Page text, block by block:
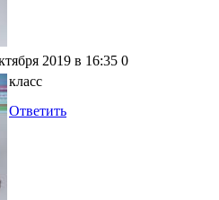
2019 в 16:35 0
класс
Ответить